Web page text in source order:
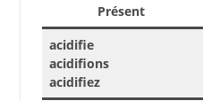
Présent
acidifie
acidifions
acidifiez